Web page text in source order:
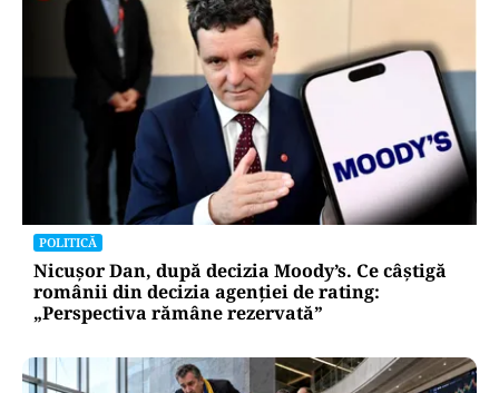
POLITICĂ
Nicușor Dan, după decizia Moody’s. Ce câștigă
românii din decizia agenției de rating:
„Perspectiva rămâne rezervată”